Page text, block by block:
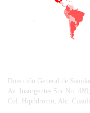
Dirección General de
Av. Insurgentes Sur No.
Col. Hipódromo, Alc.